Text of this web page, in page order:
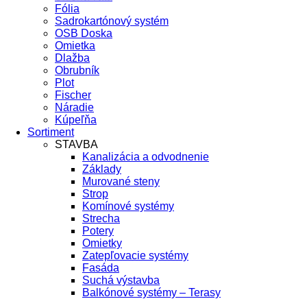
Fólia
Sadrokartónový systém
OSB Doska
Omietka
Dlažba
Obrubník
Plot
Fischer
Náradie
Kúpeľňa
Sortiment
STAVBA
Kanalizácia a odvodnenie
Základy
Murované steny
Strop
Komínové systémy
Strecha
Potery
Omietky
Zatepľovacie systémy
Fasáda
Suchá výstavba
Balkónové systémy – Terasy